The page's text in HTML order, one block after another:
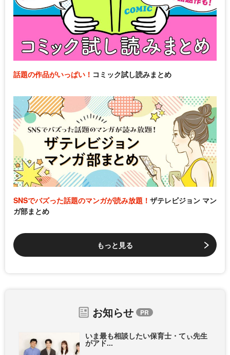
話題の作品がいっぱい！ コミック試し読みまとめ
SNSでバズった話題のマンガが読み放題！ ザテレビジョン マン
ガ部まとめ
もっと見る
お知らせ
いま最も相談したい保育士・てぃ先生
がアド...